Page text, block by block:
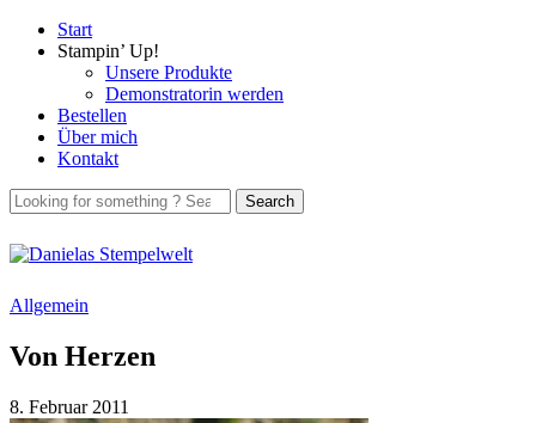
Start
Stampin’ Up!
Unsere Produkte
Demonstratorin werden
Bestellen
Über mich
Kontakt
Allgemein
Von Herzen
8. Februar 2011